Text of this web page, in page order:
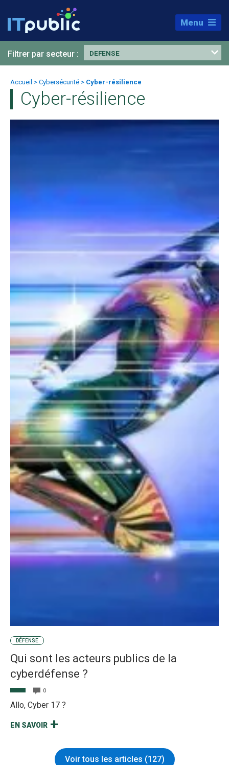
Menu
Filtrer par secteur : DEFENSE
Accueil > Cybersécurité > Cyber-résilience
Cyber-résilience
DÉFENSE
Qui sont les acteurs publics de la
cyberdéfense ?
0
Allo, Cyber 17 ?
EN SAVOIR
Voir tous les articles (127)